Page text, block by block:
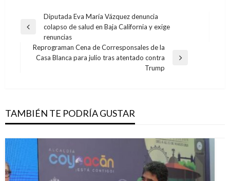
Navegación
de
entradas
Entrada
anterior
Diputada Eva María Vázquez denuncia
colapso de salud en Baja California y exige
renuncias
Entrada
Reprograman Cena de Corresponsales de la
Casa Blanca para julio tras atentado contra
Trump
TAMBIÉN TE PODRÍA GUSTAR